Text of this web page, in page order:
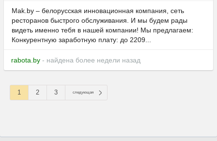
Mak.by – белорусская инновационная компания, сеть
ресторанов быстрого обслуживания. И мы будем рады
видеть именно тебя в нашей компании! Мы предлагаем:
Конкурентную заработную плату: до 2209...
rabota.by - найдена более недели назад
1 2 3 следующая